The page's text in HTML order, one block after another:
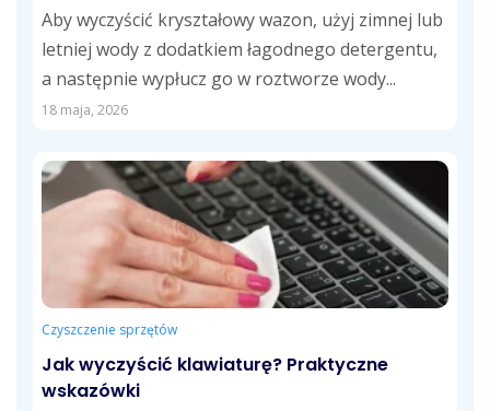
Aby wyczyścić kryształowy wazon, użyj zimnej lub
letniej wody z dodatkiem łagodnego detergentu,
a następnie wypłucz go w roztworze wody...
18 maja, 2026
Czyszczenie sprzętów
Jak wyczyścić klawiaturę? Praktyczne
wskazówki